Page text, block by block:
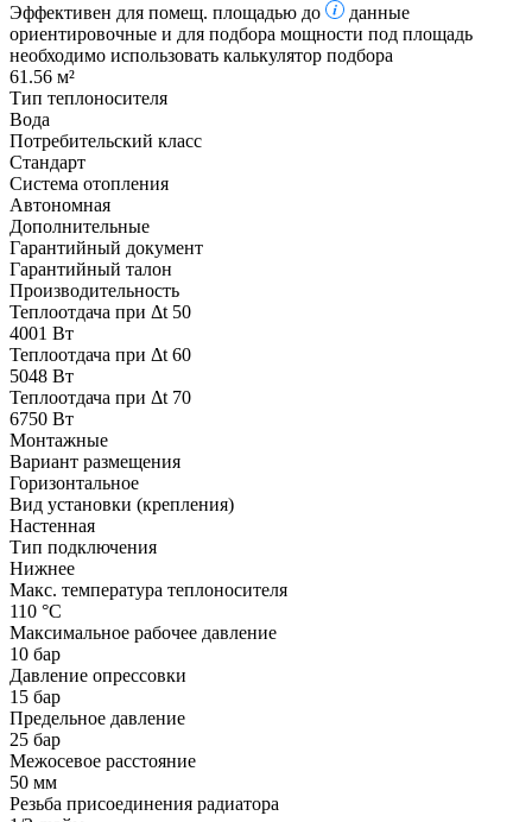
Эффективен для помещ. площадью до
данные
ориентировочные и для подбора мощности под площадь
необходимо использовать калькулятор подбора
61.56 м²
Тип теплоносителя
Вода
Потребительский класс
Стандарт
Система отопления
Автономная
Дополнительные
Гарантийный документ
Гарантийный талон
Производительность
Теплоотдача при Δt 50
4001 Вт
Теплоотдача при Δt 60
5048 Вт
Теплоотдача при Δt 70
6750 Вт
Монтажные
Вариант размещения
Горизонтальное
Вид установки (крепления)
Настенная
Тип подключения
Нижнее
Макс. температура теплоносителя
110 °С
Максимальное рабочее давление
10 бар
Давление опрессовки
15 бар
Предельное давление
25 бар
Межосевое расстояние
50 мм
Резьба присоединения радиатора